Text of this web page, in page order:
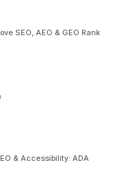
SEO, AEO & GEO Rank
& Accessibility: ADA